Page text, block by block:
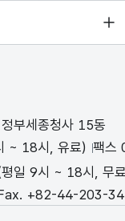
부세종청사 15동
~ 18시, 유료) 팩스
일 9시 ~ 18시, 무
+82-44-203-